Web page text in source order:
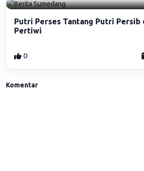
Putri Perses Tantang Putri Persib
Pertiwi
0
Komentar